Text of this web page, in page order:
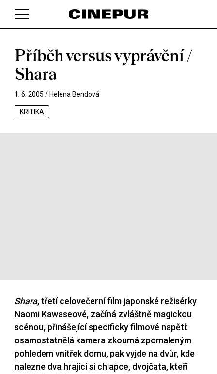
V košíku zatím nemáte žádné položky.
Příběh versus vyprávění /
Shara
1. 6. 2005 / Helena Bendová
KRITIKA
Shara, třetí celovečerní film japonské režisérky
Naomi Kawaseové, začíná zvláštně magickou
scénou, přinášející specificky filmové napětí:
osamostatnělá kamera zkoumá zpomaleným
pohledem vnitřek domu, pak vyjde na dvůr, kde
nalezne dva hrající si chlapce, dvojčata, kteří